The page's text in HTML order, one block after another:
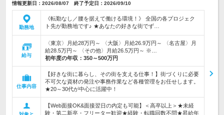
情報更新日：2026/08/07 終了予定日：2026/09/10
勤務地
《転勤なし／腰を据えて働ける環境！》 全国の各プロジェク
ト先が勤務地です♪ ★あなたの好きな街でず…
給与
〈東京〉月給28万円～ 〈大阪〉月給26.9万円～ 〈名古屋〉月
給28.5万円～ 〈その他〉月給26.5万円～ ※…
初年度の年収： 350～500万円
仕事内容
【好きな街に暮らし、その街を支える仕事！】街づくりに必要
不可欠な資材の発注や事務作業など各種管理をお任せします。
★20～30代が中心に活躍中！
【Web面接OK&面接翌日の内定も可能】＜高卒以上＞★未経
験・第二新卒・フリーター歓迎★経験・転職回数不問★昇給年